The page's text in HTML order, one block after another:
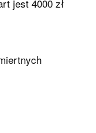
jest 4000 zł